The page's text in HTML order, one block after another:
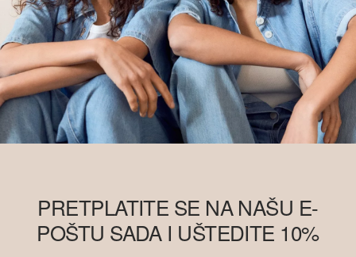
PRETPLATITE SE NA NAŠU E-
POŠTU SADA I UŠTEDITE 10%